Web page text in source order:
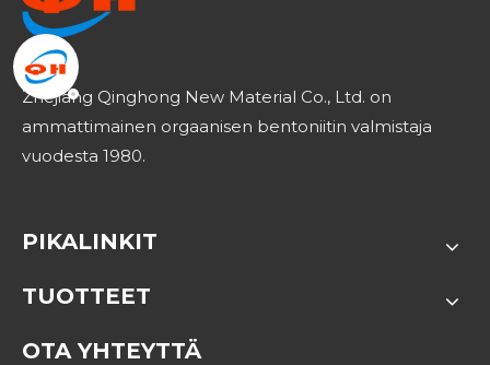
Zhejiang Qinghong New Material Co., Ltd. on
ammattimainen orgaanisen bentoniitin valmistaja
vuodesta 1980.
PIKALINKIT
TUOTTEET
OTA YHTEYTTÄ